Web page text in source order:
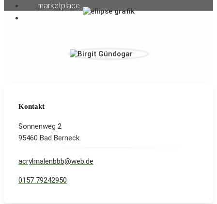
marketplace
Kontakt
Sonnenweg 2
95460 Bad Berneck
acrylmalenbbb@web.de
0157 79242950